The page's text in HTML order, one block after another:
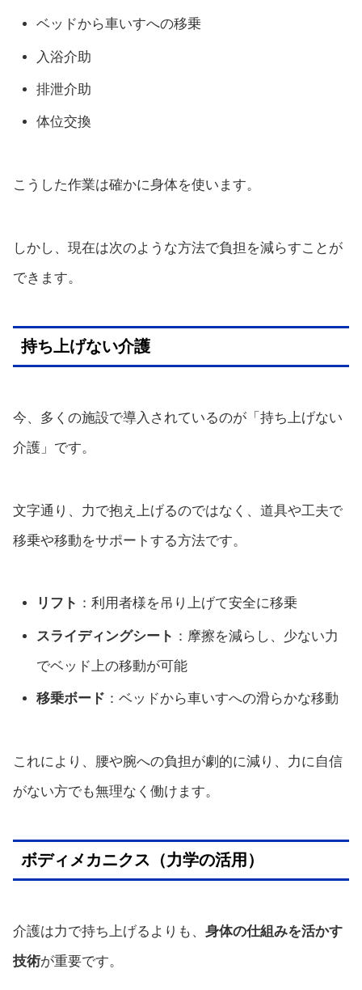
ベッドから車いすへの移乗
入浴介助
排泄介助
体位交換
こうした作業は確かに身体を使います。
しかし、現在は次のような方法で負担を減らすことが
できます。
持ち上げない介護
今、多くの施設で導入されているのが「持ち上げない
介護」です。
文字通り、力で抱え上げるのではなく、道具や工夫で
移乗や移動をサポートする方法です。
リフト ：利用者様を吊り上げて安全に移乗
スライディングシート ：摩擦を減らし、少ない力
でベッド上の移動が可能
移乗ボード ：ベッドから車いすへの滑らかな移動
これにより、腰や腕への負担が劇的に減り、力に自信
がない方でも無理なく働けます。
ボディメカニクス（力学の活用）
介護は力で持ち上げるよりも、 身体の仕組みを活かす
技術が重要です。